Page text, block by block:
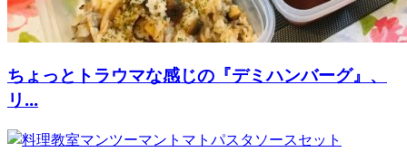
ちょっとトラウマな感じの『デミハンバーグ』、
リ...